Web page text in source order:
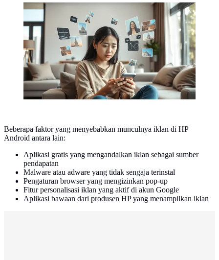
cara menghilangkan iklan di hp android ©Ilustrasi
dibuat AI
Beberapa faktor yang menyebabkan munculnya iklan di HP
Android antara lain:
Aplikasi gratis yang mengandalkan iklan sebagai sumber
pendapatan
Malware atau adware yang tidak sengaja terinstal
Pengaturan browser yang mengizinkan pop-up
Fitur personalisasi iklan yang aktif di akun Google
Aplikasi bawaan dari produsen HP yang menampilkan iklan